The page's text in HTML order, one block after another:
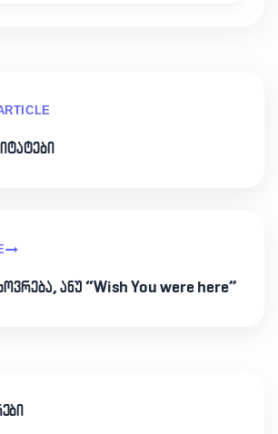
ანუ “Wish You were here”